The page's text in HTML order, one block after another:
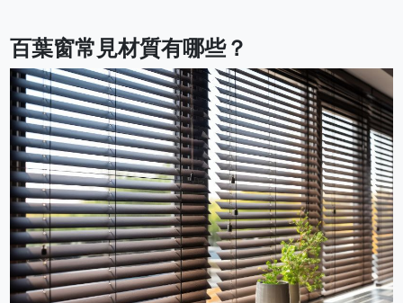
百葉窗常見材質有哪些？